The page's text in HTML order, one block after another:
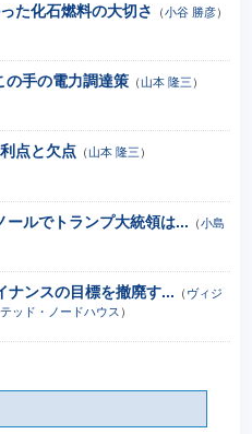
た化石燃料の大切さ
（小谷 勝彦）
の手の電力調達策（山本 隆三 ）
点と欠点 （山本 隆三 ）
ールでトランプ大統領は... （小島
ナンスの目標を撤廃す... （ ヴィジ
ッド・ノードハウス ）